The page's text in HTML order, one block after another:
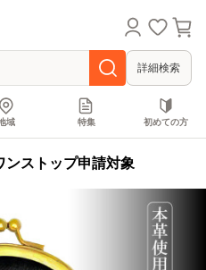
詳細検索
域 特集 初めての方
ンストップ申請対象